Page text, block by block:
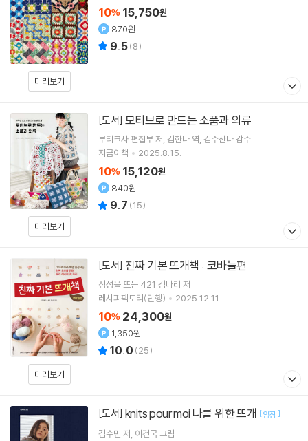
미리보기
10% 15,750원
870원
9.5(8)
미리보기
[도서] 모티브로 만드는 소품과 의류
부티크사 편집부저 김한나 역 김수산나감수
지금이책
2025.8.15.
10% 15,120원
840원
9.7 (15)
미리보기
[도서] 진짜 기본 뜨개책 : 코바늘편
정성을 뜨는 421 김나리 저
레시피팩토리(단행)
2025.12.11.
10% 24,300원
1,350원
10.0 (25)
[도서] knits pour moi 나를 위한 뜨개 [양장]
김수민 저 이건국그림